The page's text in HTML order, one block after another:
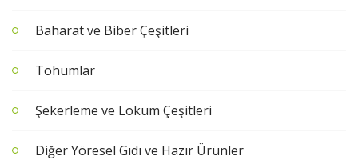
Baharat ve Biber Çeşitleri
Tohumlar
Şekerleme ve Lokum Çeşitleri
Diğer Yöresel Gıdı ve Hazır Ürünler